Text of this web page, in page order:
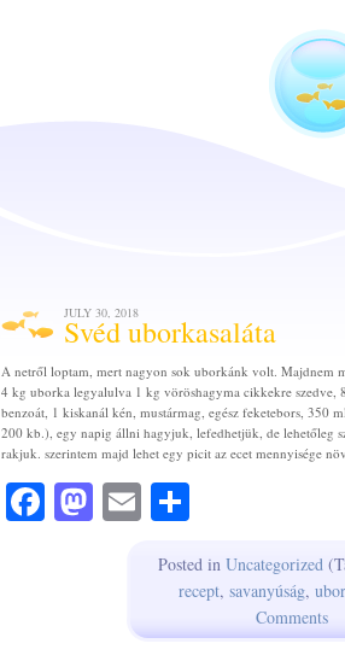
JULY 30, 2018
Svéd uborkasaláta
A netről loptam, mert nagyon sok uborkánk volt. Majdnem
4 kg uborka legyalulva 1 kg vöröshagyma cikkekre szedve,
benzoát, 1 kiskanál kén, mustármag, egész feketebors, 350
200 kb.), egy napig állni hagyjuk, lefedhetjük, de lehetőleg
rakjuk. szerintem majd lehet egy picit az ecet mennyisége
Facebook
Mastodon
EmailShare
Posted in Uncategorized
recept, savanyúság,
Comments